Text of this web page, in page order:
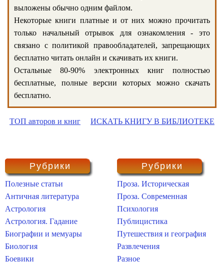
выложены обычно одним файлом.
Некоторые книги платные и от них можно прочитать
только начальный отрывок для ознакомления - это
связано с политикой правообладателей, запрещающих
бесплатно читать онлайн и скачивать их книги.
Остальные 80-90% электронных книг полностью
бесплатные, полные версии которых можно скачать
бесплатно.
ТОП авторов и книг ИСКАТЬ КНИГУ В БИБЛИОТЕКЕ
Рубрики
Полезные статьи
Античная литература
Астрология
Астрология. Гадание
Биографии и мемуары
Биология
Боевики
Рубрики
Проза. Историческая
Проза. Современная
Психология
Публицистика
Путешествия и география
Развлечения
Разное